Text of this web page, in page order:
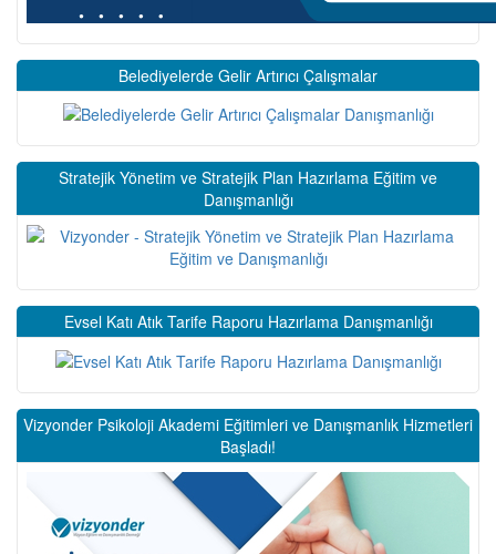
Belediyelerde Gelir Artırıcı Çalışmalar
Stratejik Yönetim ve Stratejik Plan Hazırlama Eğitim ve
Danışmanlığı
Evsel Katı Atık Tarife Raporu Hazırlama Danışmanlığı
Vizyonder Psikoloji Akademi Eğitimleri ve Danışmanlık Hizmetleri
Başladı!